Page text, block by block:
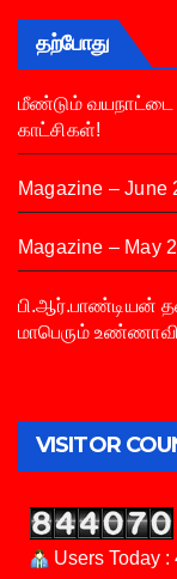
தற்போது
மீண்டும் வயநாட்டை
காட்சிகள்!
Magazine – June
Magazine – May
பி.ஆர்.பாண்டியன்
மாபெரும்
VISITOR
Users Today :